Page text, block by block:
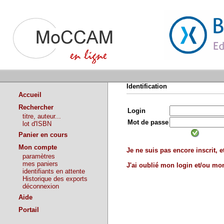
Accueil
Rechercher
titre, auteur...
lot d'ISBN
Panier en cours
Mon compte
paramètres
mes paniers
identifiants en attente
Historique des exports
déconnexion
Aide
Portail
Identification
Login
Mot de passe
Je ne suis pas encore inscrit,
J'ai oublié mon login et/ou